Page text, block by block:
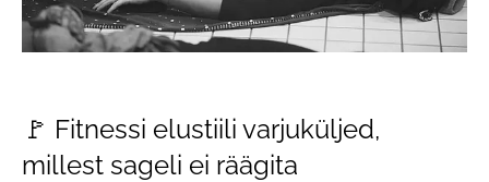
🚩 Fitnessi elustiili varjuküljed,
millest sageli ei räägita